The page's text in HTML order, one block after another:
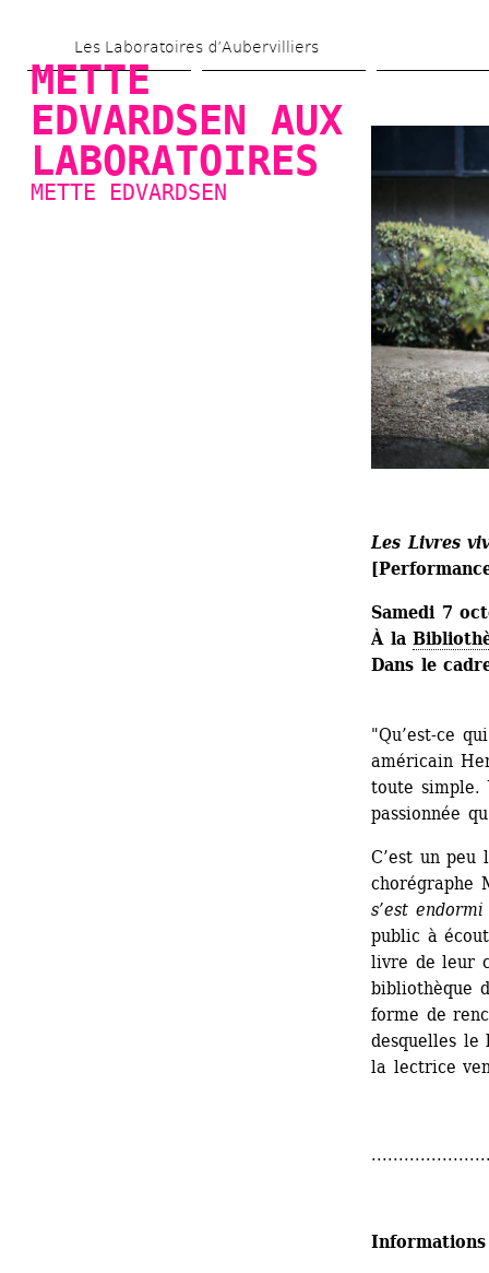
au
contenu
principal
Les Laboratoires d’Aubervilliers
METTE
EDVARDSEN AUX
LABORATOIRES
METTE EDVARDSEN
Les Livres
Samedi 7
À la
Dans le
"Qu’est-ce
américain
toute simple.
passionnée
C’est un
chorégraphe
s’est
public à
livre de leur
bibliothèque
forme de
desquelles
la lectrice